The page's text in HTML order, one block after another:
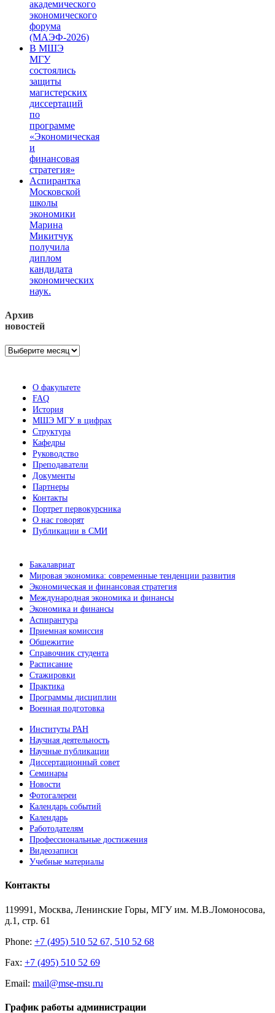
академического
экономического
форума
(МАЭФ-2026)
В МШЭ
МГУ
состоялись
защиты
магистерских
диссертаций
по
программе
«Экономическая
и
финансовая
стратегия»
Аспирантка
Московской
школы
экономики
Марина
Микитчук
получила
диплом
кандидата
экономических
наук.
Архив
новостей
Архив
О факультете
FAQ
История
МШЭ МГУ в цифрах
Структура
Кафедры
Руководство
Преподаватели
Документы
Партнеры
Контакты
Портрет первокурсника
О нас говорят
Публикации в СМИ
Бакалавриат
Мировая экономика: современные тенденции развития
Экономическая и финансовая стратегия
Международная экономика и финансы
Экономика и финансы
Аспирантура
Приемная комиссия
Общежитие
Справочник студента
Расписание
Стажировки
Практика
Программы дисциплин
Военная подготовка
Институты РАН
Научная деятельность
Научные публикации
Диссертационный совет
Семинары
Новости
Фотогалереи
Календарь событий
Календарь
Работодателям
Профессиональные достижения
Видеозаписи
Учебные материалы
Контакты
119991, Москва, Ленинские Горы, МГУ им. М.В.Ломоносова,
д.1, стр. 61
Phone: +7 (495) 510 52 67, 510 52 68
Fax: +7 (495) 510 52 69
Email: mail@mse-msu.ru
График работы администрации